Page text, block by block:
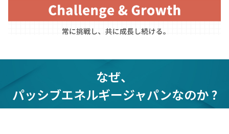
なぜ、
パッシブエネルギージャパンなのか ?